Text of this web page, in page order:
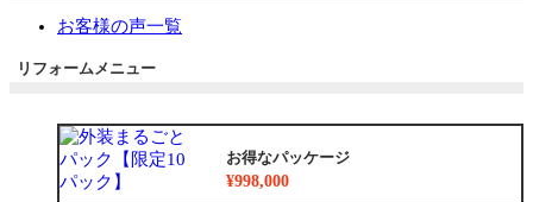
お客様の声一覧
リフォームメニュー
お得なパッケージ
¥998,000